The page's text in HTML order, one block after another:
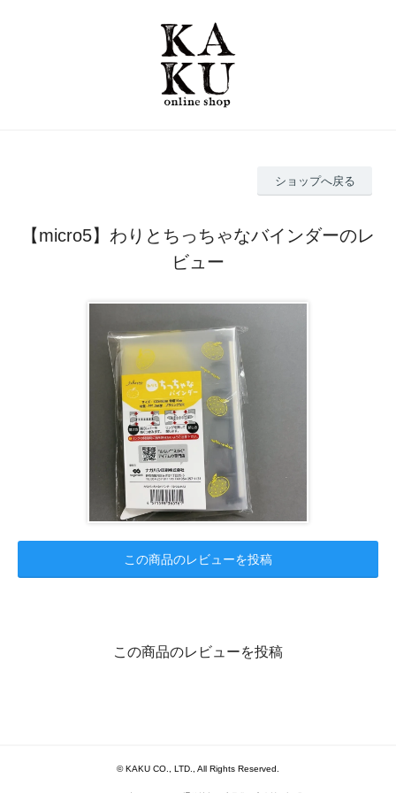
ショップへ戻る
【micro5】わりとちっちゃなバインダーのレ
ビュー
この商品のレビューを投稿
この商品のレビューを投稿
© KAKU CO., LTD., All Rights Reserved.